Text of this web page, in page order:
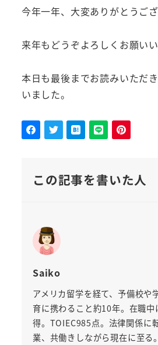
今年一年、大変ありがとうござ
来年もどうぞよろしくお願いい
本日も最後までお読みいただ
いました。
この記事を書いた人
Saiko
アメリカ留学を経て、予備校や
育に携わること約10年。在職
得。TOIEC985点。法律関係に
業、共働きしながら現在に至る